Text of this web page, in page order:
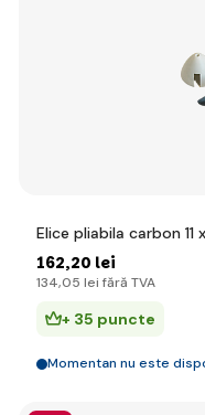
Elice pliabila carbon
162,20 lei
134,05 lei fără TVA
+ 35 puncte
Momentan nu este